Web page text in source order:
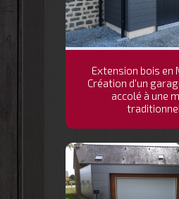
Extension bois en
Création d'un
accolé à une